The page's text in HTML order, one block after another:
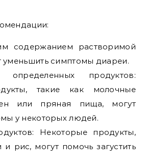
содержанием растворимой
уменьшить симптомы диареи.
продуктов:
такие как молочные
или пряная пища, могут
у некоторых людей.
Некоторые продукты,
и рис, могут помочь загустить